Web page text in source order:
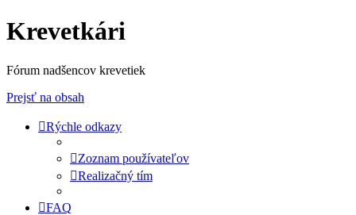
Krevetkári
Fórum nadšencov krevetiek
Prejsť na obsah
Rýchle odkazy
Zoznam používateľov
Realizačný tím
FAQ